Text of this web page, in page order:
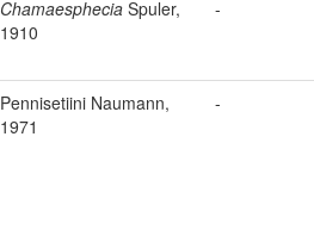
Chamaesphecia Spuler,
1910
-
Pennisetiini Naumann,
1971
-